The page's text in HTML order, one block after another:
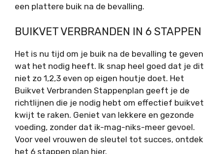
een plattere buik na de bevalling.
BUIKVET VERBRANDEN IN 6 STAPPEN
Het is nu tijd om je buik na de bevalling te geven
wat het nodig heeft. Ik snap heel goed dat je dit
niet zo 1,2,3 even op eigen houtje doet. Het
Buikvet Verbranden Stappenplan geeft je de
richtlijnen die je nodig hebt om effectief buikvet
kwijt te raken. Geniet van lekkere en gezonde
voeding, zonder dat ik-mag-niks-meer gevoel.
Voor veel vrouwen de sleutel tot succes, ontdek
het 6 stappen plan hier.